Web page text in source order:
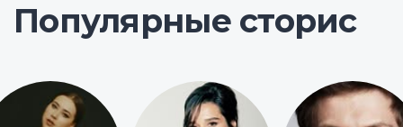
Популярные сторис